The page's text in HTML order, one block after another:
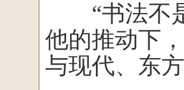
“书法不是
他的推动下
与现代、东